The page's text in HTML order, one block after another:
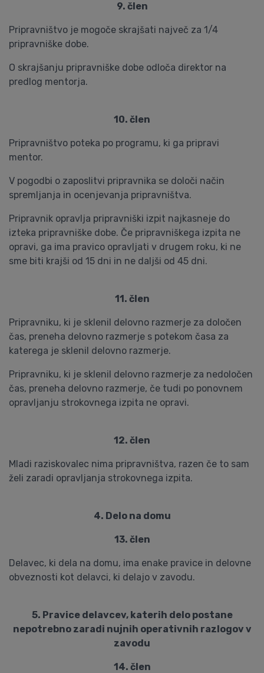
9. člen
Pripravništvo je mogoče skrajšati največ za 1/4
pripravniške dobe.
O skrajšanju pripravniške dobe odloča direktor na
predlog mentorja.
10. člen
Pripravništvo poteka po programu, ki ga pripravi
mentor.
V pogodbi o zaposlitvi pripravnika se določi način
spremljanja in ocenjevanja pripravništva.
Pripravnik opravlja pripravniški izpit najkasneje do
izteka pripravniške dobe. Če pripravniškega izpita ne
opravi, ga ima pravico opravljati v drugem roku, ki ne
sme biti krajši od 15 dni in ne daljši od 45 dni.
11. člen
Pripravniku, ki je sklenil delovno razmerje za določen
čas, preneha delovno razmerje s potekom časa za
katerega je sklenil delovno razmerje.
Pripravniku, ki je sklenil delovno razmerje za nedoločen
čas, preneha delovno razmerje, če tudi po ponovnem
opravljanju strokovnega izpita ne opravi.
12. člen
Mladi raziskovalec nima pripravništva, razen če to sam
želi zaradi opravljanja strokovnega izpita.
4. Delo na domu
13. člen
Delavec, ki dela na domu, ima enake pravice in delovne
obveznosti kot delavci, ki delajo v zavodu.
5. Pravice delavcev, katerih delo postane
nepotrebno zaradi nujnih operativnih razlogov v
zavodu
14. člen